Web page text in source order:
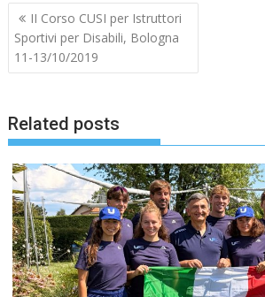
Navigazione
articoli
II Corso CUSI per Istruttori
Sportivi per Disabili, Bologna
11-13/10/2019
Related posts